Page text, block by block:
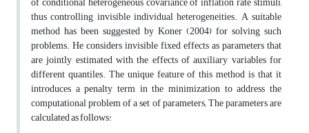
thus controlling invisible individual heterogeneities. A suitable
method has been suggested by Koner (2004) for solving such
problems. He considers invisible fixed effects as parameters that
are jointly estimated with the effects of auxiliary variables for
different quantiles. The unique feature of this method is that it
introduces a penalty term in the minimization to address the
computational problem of a set of parameters; The parameters are
calculated as follows: